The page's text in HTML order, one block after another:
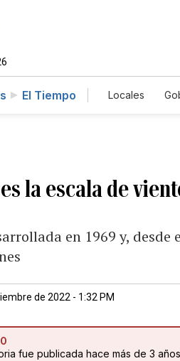
El Tiempo Locales
es la escala de
en 1969 y,
de 2022 - 1:32 PM
fue publicada hace más de 3